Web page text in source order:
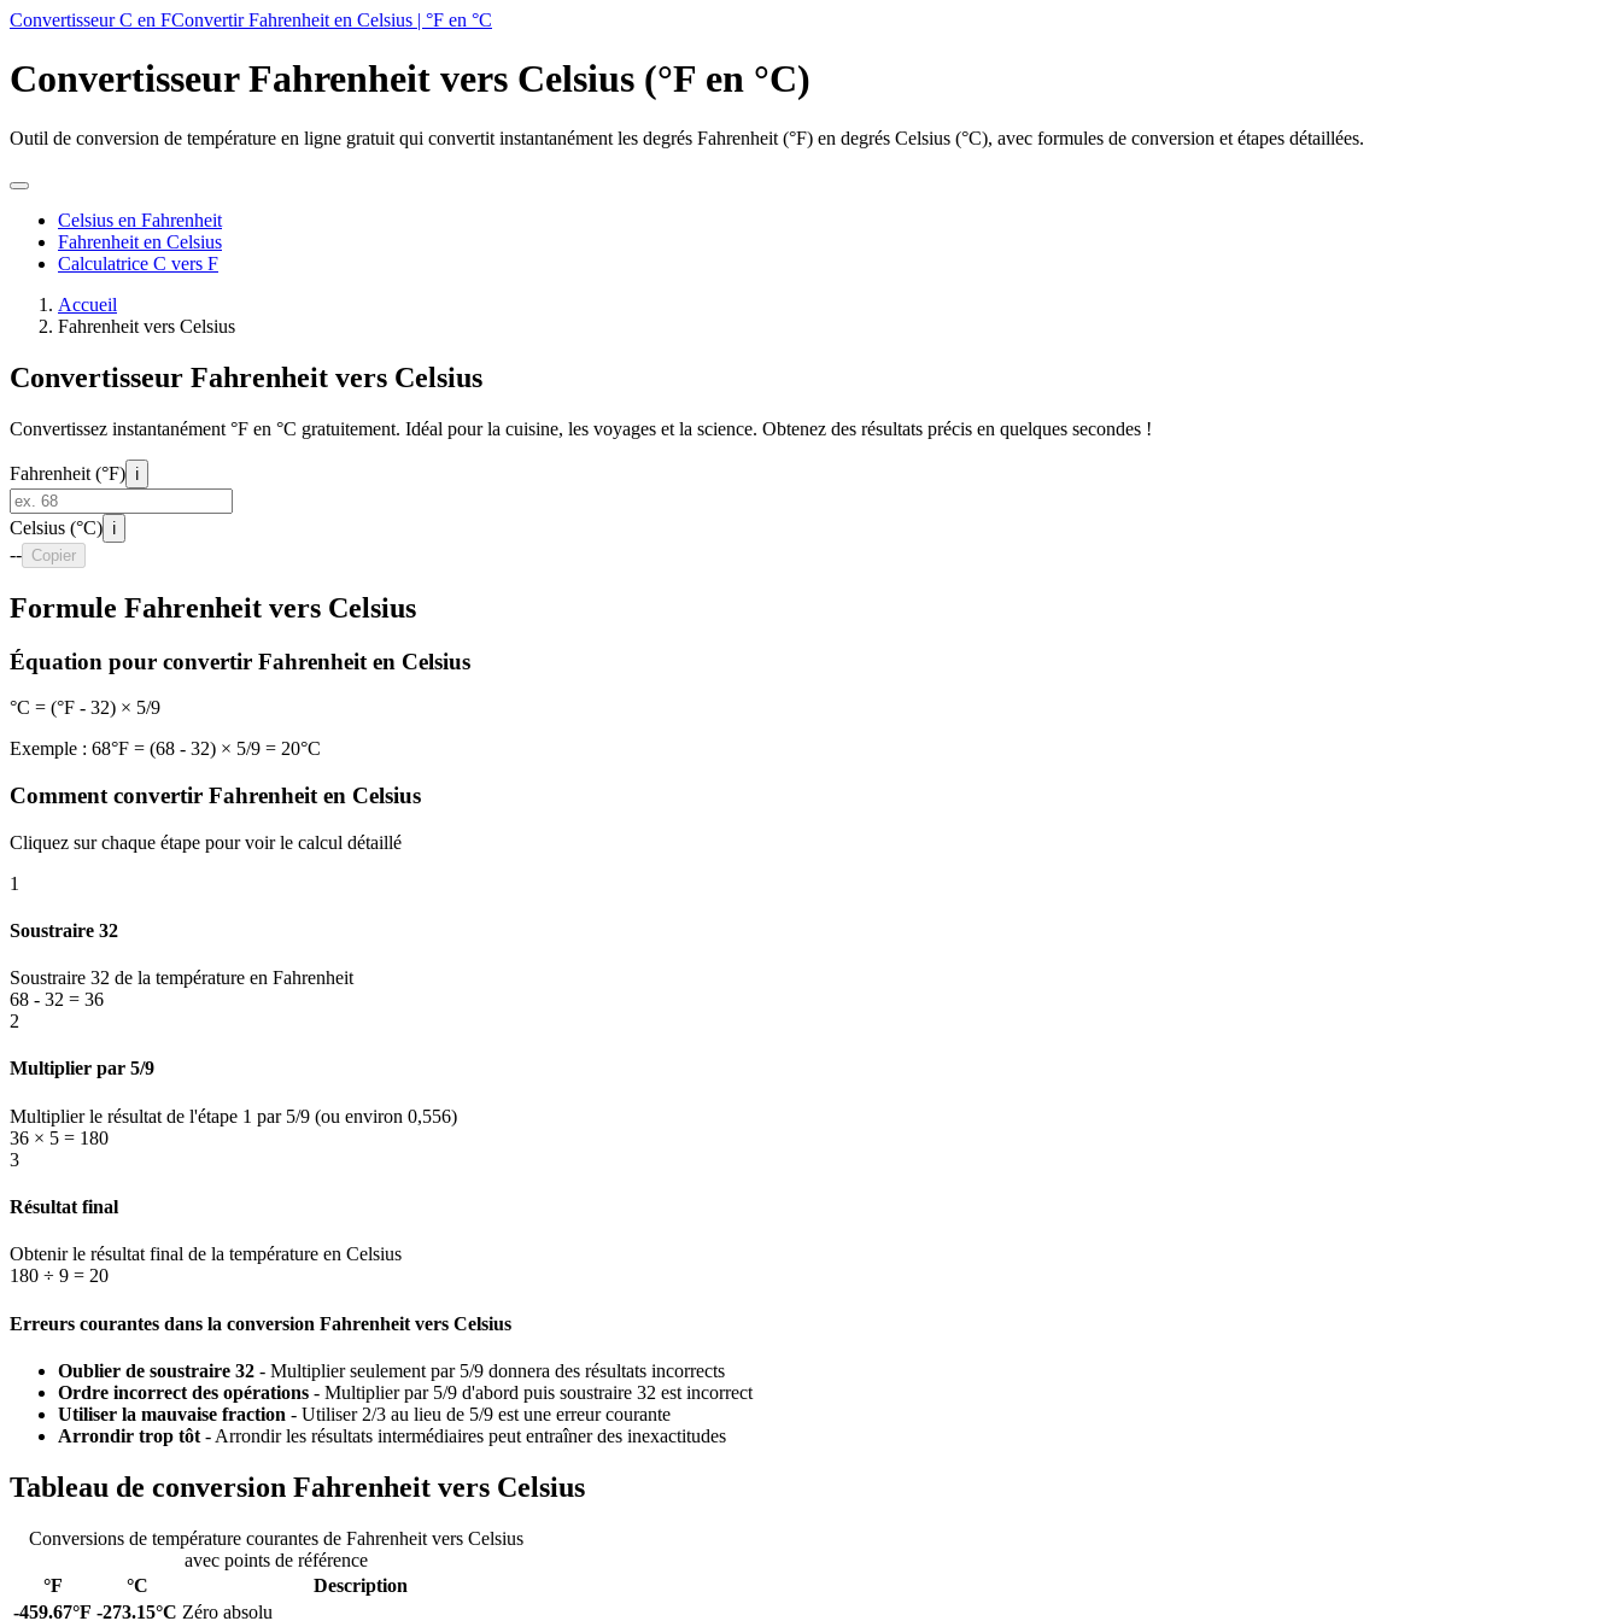
Skip
main
content
Convertisseur C en FConvertir Fahrenheit en Celsius | °F en °C
Convertisseur Fahrenheit vers Celsius (°F en °C)
Outil de conversion de température en ligne gratuit qui convertit instantanément les degrés Fahrenheit (°F) en degrés Celsius (°C), avec formules de conversion et étapes détaillées.
Celsius en Fahrenheit
Fahrenheit en Celsius
Calculatrice C vers F
Accueil
Fahrenheit vers Celsius
Convertisseur Fahrenheit vers Celsius
Convertissez instantanément °F en °C gratuitement. Idéal pour la cuisine, les voyages et la science. Obtenez des résultats précis en quelques secondes !
Fahrenheit (°F) ℹ️
Celsius (°C) ℹ️
-- Copier
Formule Fahrenheit vers Celsius
Équation pour convertir Fahrenheit en Celsius
°C = (°F - 32) × 5/9
Exemple : 68°F = (68 - 32) × 5/9 = 20°C
Comment convertir Fahrenheit en Celsius
Cliquez sur chaque étape pour voir le calcul détaillé
1
Soustraire 32
Soustraire 32 de la température en Fahrenheit
68 - 32 = 36
2
Multiplier par 5/9
Multiplier le résultat de l'étape 1 par 5/9 (ou environ 0,556)
36 × 5 = 180
3
Résultat final
Obtenir le résultat final de la température en Celsius
180 ÷ 9 = 20
Erreurs courantes dans la conversion Fahrenheit vers Celsius
Oublier de soustraire 32 - Multiplier seulement par 5/9 donnera des résultats incorrects
Ordre incorrect des opérations - Multiplier par 5/9 d'abord puis soustraire 32 est incorrect
Utiliser la mauvaise fraction - Utiliser 2/3 au lieu de 5/9 est une erreur courante
Arrondir trop tôt - Arrondir les résultats intermédiaires peut entraîner des inexactitudes
Tableau de conversion Fahrenheit vers Celsius
Conversions de température courantes de Fahrenheit vers Celsius
avec points de référence
°F
°C
Description
-459.67°F -273.15°C Zéro absolu